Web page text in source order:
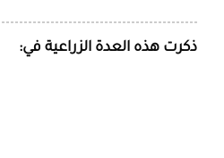
ذكرت هذه العدة الزراعية في: